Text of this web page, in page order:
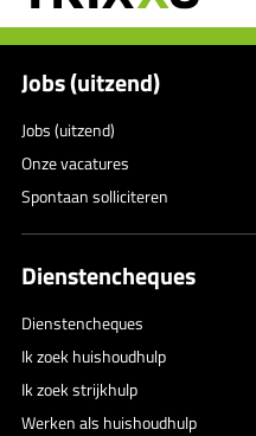
Jobs (uitzend)
Jobs (uitzend)
Onze vacatures
Spontaan solliciteren
Dienstencheques
Dienstencheques
Ik zoek huishoudhulp
Ik zoek strijkhulp
Werken als huishoudhulp